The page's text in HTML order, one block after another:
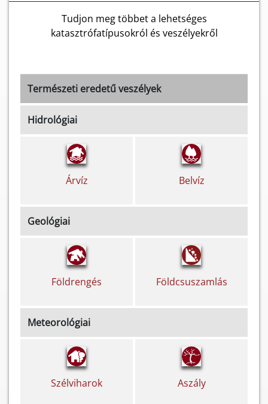
Tudjon meg többet a lehetséges
katasztrófatípusokról és veszélyekről
Természeti eredetű veszélyek
Hidrológiai
Árvíz Belvíz
Geológiai
Földrengés Földcsuszamlás
Meteorológiai
Szélviharok Aszály